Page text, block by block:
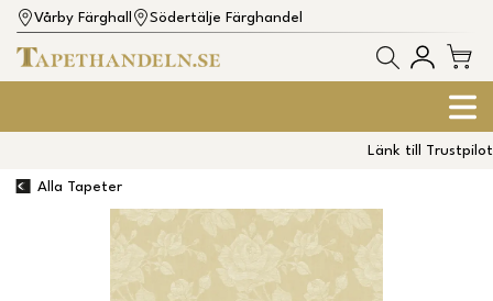
Vårby Färghall Södertälje Färghandel
Länk till Trustpilot
Alla Tapeter